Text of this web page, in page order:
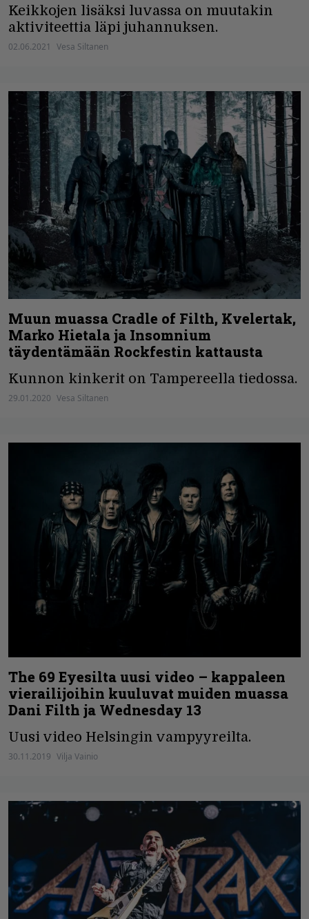
Keikkojen lisäksi luvassa on muutakin
aktiviteettia läpi juhannuksen.
02.06.2021 Vesa Siltanen
Muun muassa Cradle of Filth, Kvelertak,
Marko Hietala ja Insomnium
täydentämään Rockfestin kattausta
Kunnon kinkerit on Tampereella tiedossa.
29.01.2020 Vesa Siltanen
The 69 Eyesilta uusi video – kappaleen
vierailijoihin kuuluvat muiden muassa
Dani Filth ja Wednesday 13
Uusi video Helsingin vampyyreilta.
30.11.2019 Vilja Vainio